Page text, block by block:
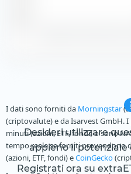
Desideri utilizzare
appieno il
Registrati ora su
I dati sono forniti da Morningstar
(criptovalute) e da Isarvest GmbH.
minuti (azioni, ETF, fondi) o sono
tempo reale se forniti provendono
(azioni, ETF, fondi) eCoinGecko